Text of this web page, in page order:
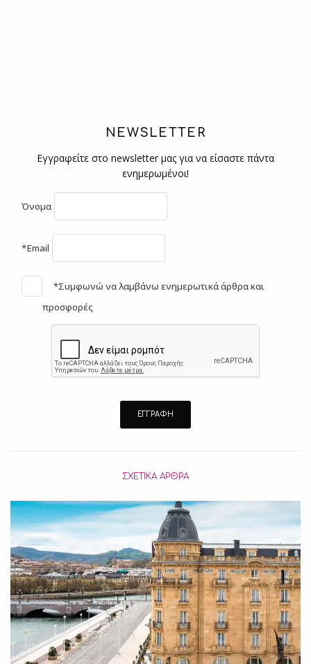
NEWSLETTER
Εγγραφείτε στο newsletter μας για να είσαστε πάντα
ενημερωμένοι!
Όνομα
*Email
*Συμφωνώ να λαμβάνω ενημερωτικά άρθρα και
προσφορές
ΣΧΕΤΙΚΆ ΆΡΘΡΑ